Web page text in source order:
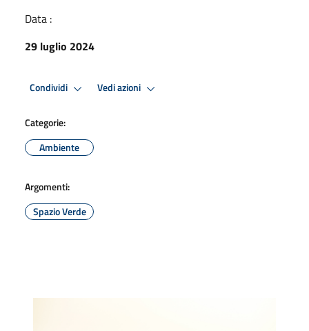
Data :
29 luglio 2024
Condividi Vedi azioni
Categorie:
Ambiente
Argomenti:
Spazio Verde